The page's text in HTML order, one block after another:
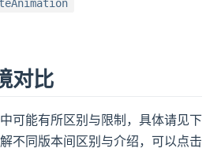
对比
可能有所区别与限制，具体请见下
不同版本间区别与介绍，可以点击
联系线上
人工客服